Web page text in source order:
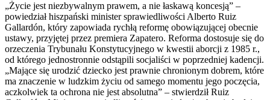
„Życie jest niezbywalnym prawem, a nie łaskawą koncesją” –
powiedział hiszpański minister sprawiedliwości Alberto Ruiz
Gallardón, który zapowiada rychłą reformę obowiązującej obecnie
ustawy, przyjętej przez premiera Zapatero. Reforma dostosuje się do
orzeczenia Trybunału Konstytucyjnego w kwestii aborcji z 1985 r.,
od którego jednostronnie odstąpili socjaliści w poprzedniej kadencji.
„Mające się urodzić dziecko jest prawnie chronionym dobrem, które
ma znaczenie w ludzkim życiu od samego momentu jego poczęcia,
aczkolwiek ta ochrona nie jest absolutna” – stwierdził Ruiz